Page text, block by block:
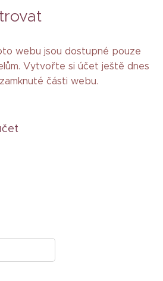
webu jsou dostupné pouze
Vytvořte si účet ještě dnes
části webu.